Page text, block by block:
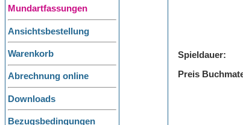
Mundartfassungen
Ansichtsbestellung
Warenkorb
Abrechnung online
Downloads
Bezugsbedingungen
Spieldauer:
Preis